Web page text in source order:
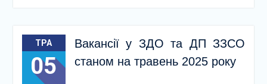
ТРА
05
Вакансії у ЗДО та ДП ЗЗСО
станом на травень 2025 року